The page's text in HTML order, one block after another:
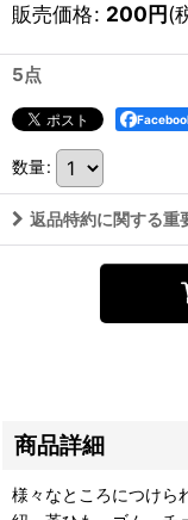
販売価格: 200円(
5点
数量:
返品特約に関する重
商品詳細
様々なところにつけら